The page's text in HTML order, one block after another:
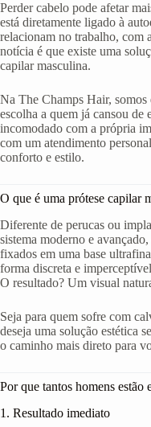
Perder cabelo pode afetar
está diretamente ligado à
relacionam no trabalho, com
notícia é que existe uma
capilar masculina.
Na The Champs Hair, somos
escolha a quem já cansou de
incomodado com a própria
com um atendimento
conforto e estilo.
O que é uma prótese capilar
Diferente de perucas ou
sistema moderno e
fixados em uma base
forma discreta e
O resultado? Um visual
Seja para quem sofre com
deseja uma solução estética
o caminho mais direto para
Por que tantos homens estão
1. Resultado imediato